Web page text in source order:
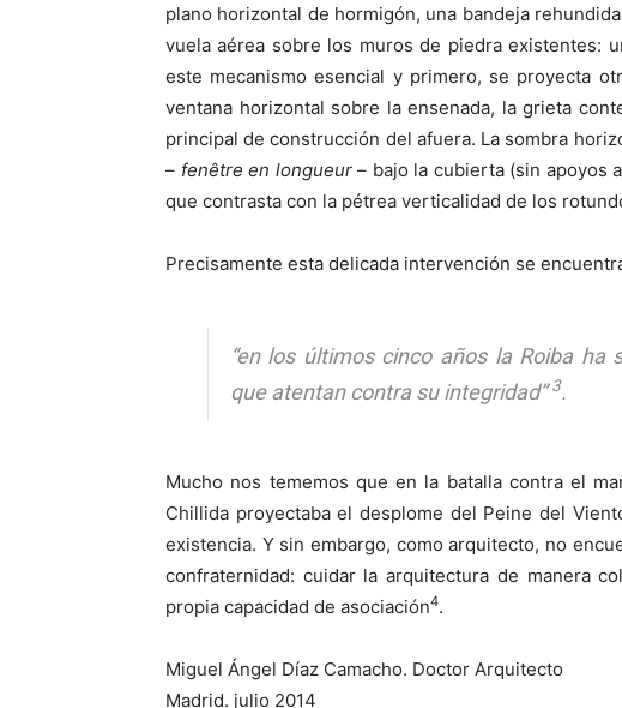
plano horizontal de hormigón, una bandeja
vuela aérea sobre los muros de piedra existentes:
este mecanismo esencial y primero, se proyecta
ventana horizontal sobre la ensenada, la grieta
principal de construcción del afuera. La sombra
– fenêtre en longueur– bajo la cubierta (sin apoyos
que contrasta con la pétrea verticalidad de los
Precisamente esta delicada intervención se
“en los últimos cinco años la Roiba
que atentan contra su integridad” 3.
Mucho nos tememos que en la batalla contra el
Chillida proyectaba el desplome del Peine del
existencia. Y sin embargo, como arquitecto, no
confraternidad: cuidar la arquitectura de manera
propia capacidad de asociación4.
Miguel Ángel Díaz Camacho. Doctor Arquitecto
Madrid. julio 2014